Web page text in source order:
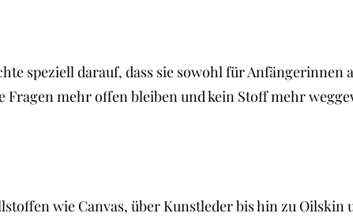
darauf, dass sie sowohl für
mehr offen bleiben und kein Stoff mehr
wie Canvas, über Kunstleder bis hin zu